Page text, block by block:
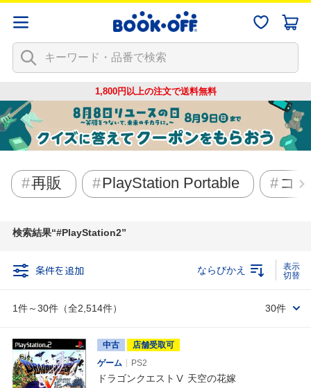
1,800円以上の注文で送料無料
再販 PlayStation Portable コ
検索結果 #PlayStation2
条件を追加
1件～30件（全2,514件）
ならびかえ
30件
中古
店舗受取可
ゲーム
PS2
ドラゴンクエストⅤ 天空の花嫁